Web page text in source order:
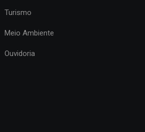
Turismo
Meio Ambiente
Ouvidoria